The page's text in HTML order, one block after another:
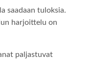
saadaan tuloksia.
harjoittelu on
paljastuvat